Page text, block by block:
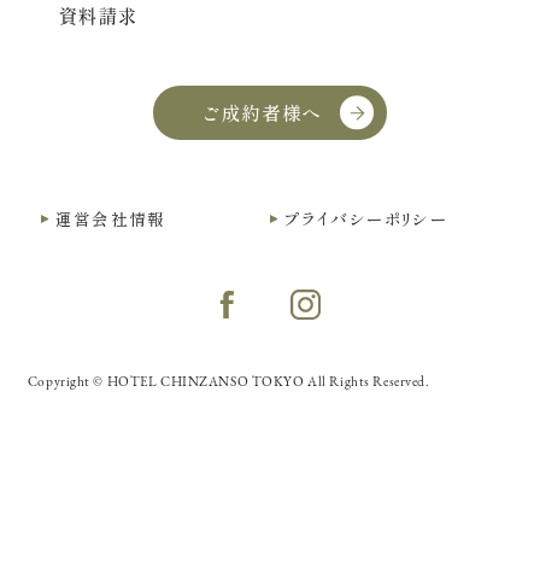
資料請求
ご成約者様へ
運営会社情報 プライバシーポリシー
Copyright © HOTEL CHINZANSO TOKYO All Rights Reserved.